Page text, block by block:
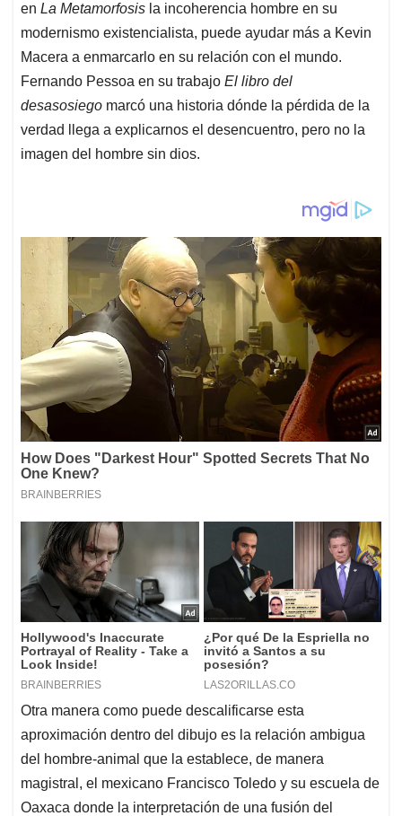
en La Metamorfosis la incoherencia hombre en su
modernismo existencialista, puede ayudar más a Kevin
Macera a enmarcarlo en su relación con el mundo.
Fernando Pessoa en su trabajo El libro del
desasosiego marcó una historia dónde la pérdida de la
verdad llega a explicarnos el desencuentro, pero no la
imagen del hombre sin dios.
Otra manera como puede descalificarse esta
aproximación dentro del dibujo es la relación ambigua
del hombre-animal que la establece, de manera
magistral, el mexicano Francisco Toledo y su escuela de
Oaxaca donde la interpretación de una fusión del